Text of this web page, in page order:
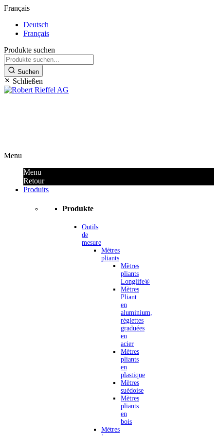
Français
Deutsch
Français
Produkte suchen
Suchen
Schließen
Menu
Menu
Retour
Produits
Produkte
Outils
de
mesure
Mètres
pliants
Mètres
pliants
Longlife®
Mètres
Pliant
en
aluminium,
réglettes
graduées
en
acier
Mètres
pliants
en
plastique
Mètres
suèdoise
Mètres
pliants
en
bois
Mètres